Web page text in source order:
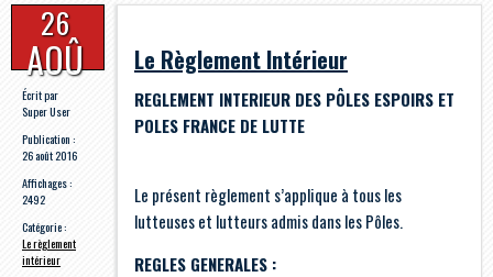
26
AOÛ
Écrit par
Super User
Publication :
26 août 2016
Affichages :
2492
Catégorie :
Le règlement
intérieur
Le Règlement Intérieur
REGLEMENT INTERIEUR DES PÔLES ESPOIRS ET
POLES FRANCE DE LUTTE
Le présent règlement s’applique à tous les
lutteuses et lutteurs admis dans les Pôles.
REGLES GENERALES :